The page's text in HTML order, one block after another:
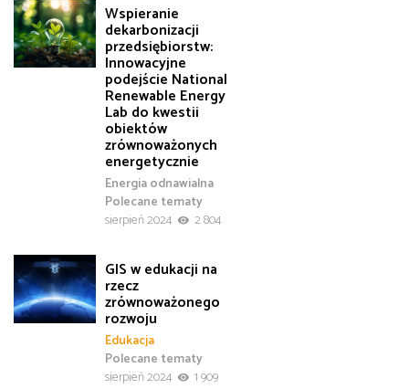
Wspieranie
dekarbonizacji
przedsiębiorstw:
Innowacyjne
podejście National
Renewable Energy
Lab do kwestii
obiektów
zrównoważonych
energetycznie
Energia odnawialna
Polecane tematy
sierpień 2024
2 804
GIS w edukacji na
rzecz
zrównoważonego
rozwoju
Edukacja
Polecane tematy
sierpień 2024
1 909